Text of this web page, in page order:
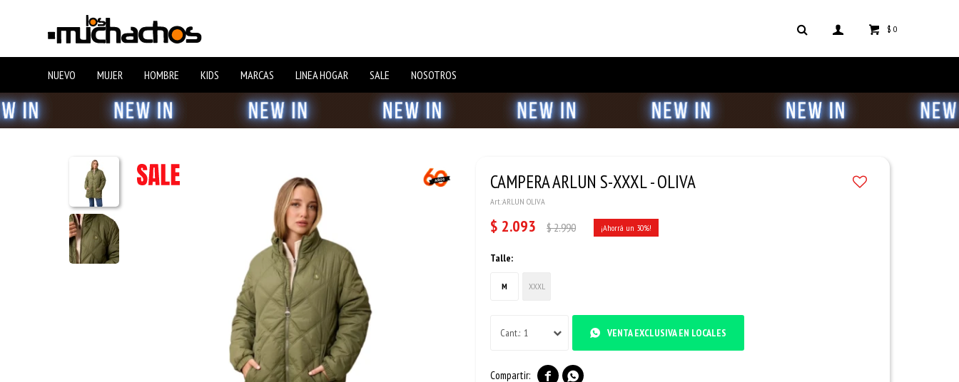
NUEVO MUJER HOMBRE KIDS MARCAS LINEA HOGAR SALE NOSOTROS
$ 0
CAMPERA ARLUN S-XXXL - OLIVA
ARLUN OLIVA
$ 2.093 $2.990 30
Talle:
M XXXL
1 VENTA EXCLUSIVA EN LOCALES
 